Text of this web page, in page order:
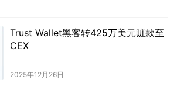
Trust Wallet黑客转425万美元赃款至
CEX
2025年12月26日